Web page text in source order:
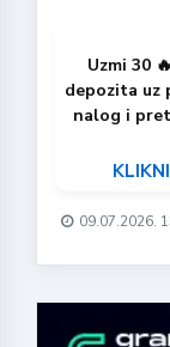
Uzmi 30
depozita uz
nalog i
09.07.2026.